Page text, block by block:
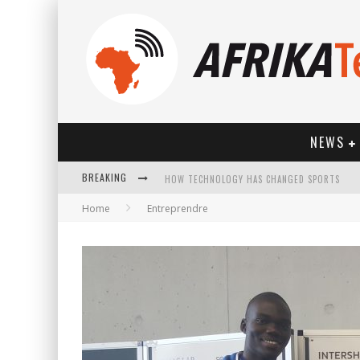
NEWS
BREAKING HOW TECHNOLOGY HAS CHANGED SPORTS
Home Entreprendre